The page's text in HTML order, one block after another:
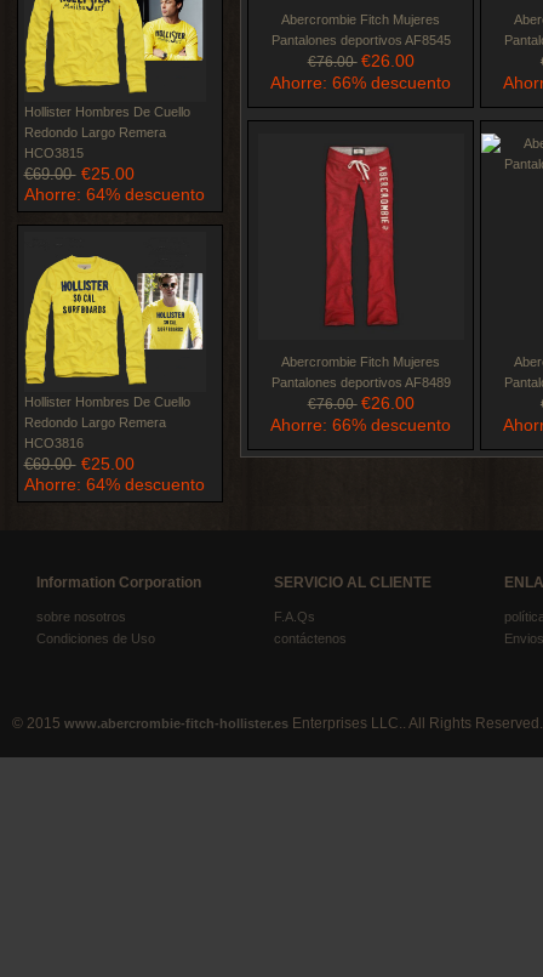
Hollister Hombres De Cuello
Redondo Largo Remera
HCO3815
€69.00 €25.00
Ahorre: 64% descuento
Hollister Hombres De Cuello
Redondo Largo Remera
HCO3816
€69.00 €25.00
Ahorre: 64% descuento
Abercrombie Fitch Mujeres
Pantalones deportivos AF8545
€76.00 €26.00
Ahorre: 66% descuento
Abercrombie Fitch Mujeres
Pantalones deportivos AF8489
€76.00 €26.00
Ahorre: 66% descuento
Information Corporation
sobre nosotros
Condiciones de Uso
SERVICIO AL CLIENTE
F.A.Qs
contáctenos
© 2015 www.abercrombie-fitch-hollister.es Enterprises LLC.. All Rights Reserved.